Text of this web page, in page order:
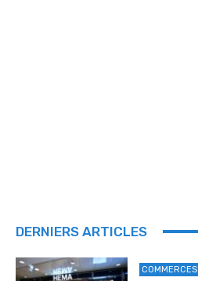
DERNIERS ARTICLES
COMMERCES